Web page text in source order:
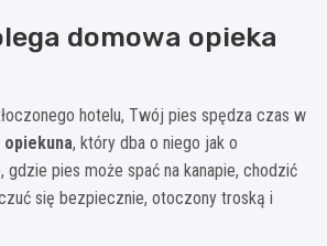
domowa opieka
hotelu, Twój pies spędza czas w
, który dba o niego jak o
gdzie pies może spać na kanapie, chodzić
się bezpiecznie, otoczony troską i